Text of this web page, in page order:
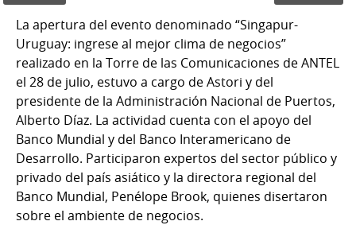
La apertura del evento denominado “Singapur-
Uruguay: ingrese al mejor clima de negocios”
realizado en la Torre de las Comunicaciones de ANTEL
el 28 de julio, estuvo a cargo de Astori y del
presidente de la Administración Nacional de Puertos,
Alberto Díaz. La actividad cuenta con el apoyo del
Banco Mundial y del Banco Interamericano de
Desarrollo. Participaron expertos del sector público y
privado del país asiático y la directora regional del
Banco Mundial, Penélope Brook, quienes disertaron
sobre el ambiente de negocios.